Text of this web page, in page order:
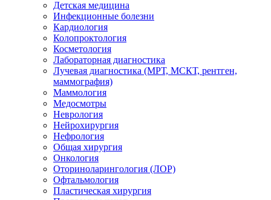
Детская медицина
Инфекционные болезни
Кардиология
Колопроктология
Косметология
Лабораторная диагностика
Лучевая диагностика (МРТ, МСКТ, рентген,
маммография)
Маммология
Медосмотры
Неврология
Нейрохирургия
Нефрология
Общая хирургия
Онкология
Оториноларингология (ЛОР)
Офтальмология
Пластическая хирургия